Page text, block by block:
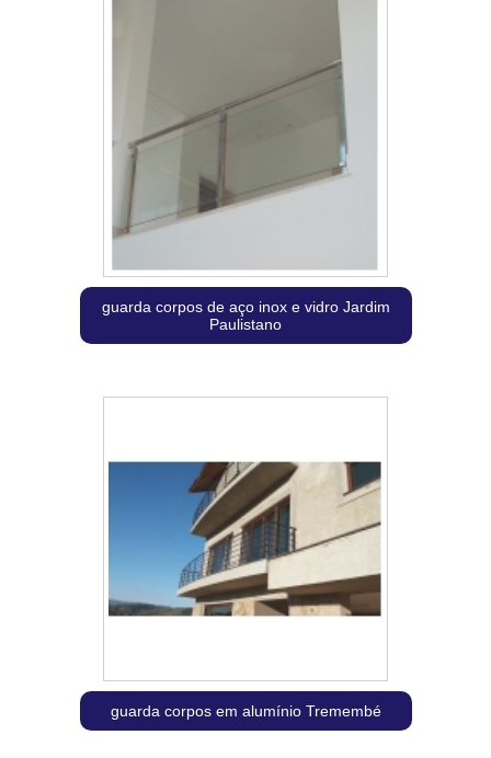
guarda corpos de aço inox e vidro Jardim
Paulistano
guarda corpos em alumínio Tremembé